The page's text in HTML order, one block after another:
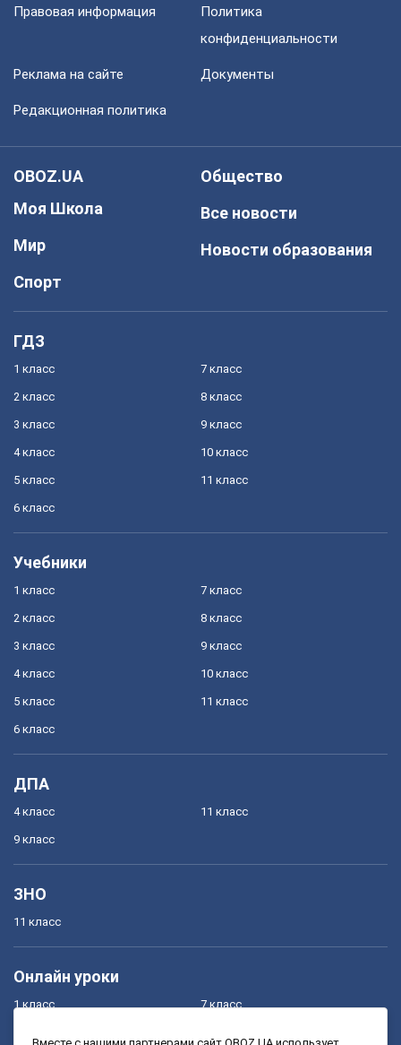
Правовая информация
Политика
конфиденциальности
Реклама на сайте Документы
Редакционная политика
OBOZ.UA
Моя Школа
Мир
Спорт
Общество
Все новости
Новости образования
ГДЗ
1 класс
2 класс
3 класс
4 класс
5 класс
6 класс
7 класс
8 класс
9 класс
10 класс
11 класс
Учебники
1 класс
2 класс
3 класс
4 класс
5 класс
6 класс
7 класс
8 класс
9 класс
10 класс
11 класс
ДПА
4 класс
9 класс
11 класс
ЗНО
11 класс
Онлайн уроки
1 класс 7 класс